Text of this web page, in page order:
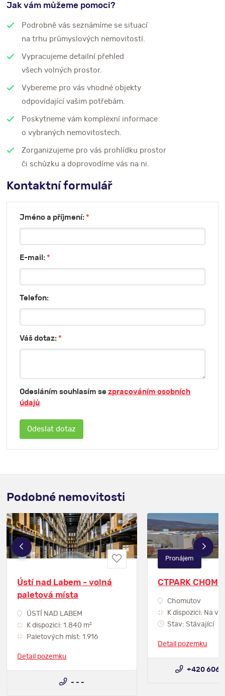
Jak vám můžeme pomoci?
Podrobně vás seznámíme se situací
na trhu průmyslových nemovitostí.
Vypracujeme detailní přehled
všech volných prostor.
Vybereme pro vás vhodné objekty
odpovídající vašim potřebám.
Poskytneme vám komplexní informace
o vybraných nemovitostech.
Zorganizujeme pro vás prohlídku prostor
či schůzku a doprovodíme vás na ni.
Kontaktní formulář
Jméno a příjmení:*
E-mail:*
Telefon:
Váš dotaz:*
Odesláním souhlasím sezpracováním osobních
údajů
Podobné nemovitosti
Ústí nad Labem - volná
paletová místa
ÚSTÍ NAD LABEM
K dispozici: 1.840 m2
Paletových míst: 1.916
Detail pozemku
- - -
CTPARK
Chomutov
K dispozici: Na
Stav: Stávající
Detail pozemku
Pronájem
+420 606